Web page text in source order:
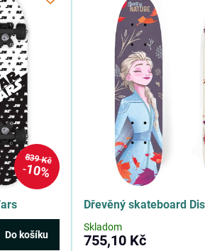
839 Kč
10%
Do košíku
Dřevěný skateboard
Skladom
755,10 Kč